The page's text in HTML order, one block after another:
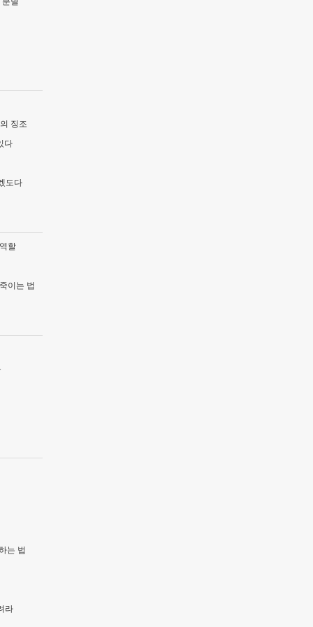
징조
다
도다
할
이는 법
는 법
라